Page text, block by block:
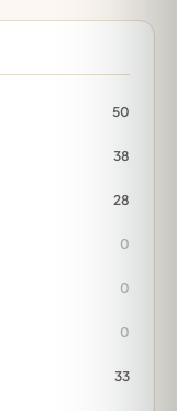
50
38
28
0
0
0
33